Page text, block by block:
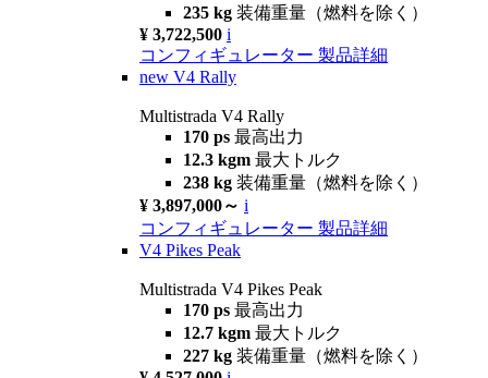
235 kg 装備重量（燃料を除く）
¥ 3,722,500 i
コンフィギュレーター 製品詳細
new V4 Rally
Multistrada V4 Rally
170 ps 最高出力
12.3 kgm 最大トルク
238 kg 装備重量（燃料を除く）
¥ 3,897,000～ i
コンフィギュレーター 製品詳細
V4 Pikes Peak
Multistrada V4 Pikes Peak
170 ps 最高出力
12.7 kgm 最大トルク
227 kg 装備重量（燃料を除く）